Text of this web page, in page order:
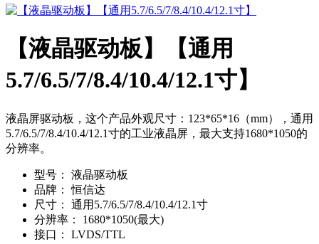
【液晶驱动板】【通用
5.7/6.5/7/8.4/10.4/12.1寸】
液晶屏驱动板，这个产品外观尺寸：123*65*16（mm），通用
5.7/6.5/7/8.4/10.4/12.1寸的工业液晶屏，最大支持1680*1050的
分辨率。
型号：
液晶驱动板
品牌： 恒信达
尺寸：
通用5.7/6.5/7/8.4/10.4/12.1寸
分辨率：
1680*1050(最大)
接口：
LVDS/TTL